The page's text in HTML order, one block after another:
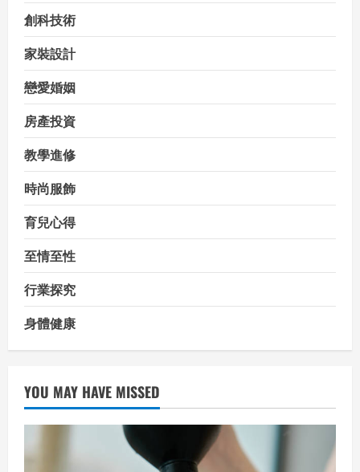
創科技術
家裝設計
戀愛婚姻
房產投資
教學進修
時尚服飾
育兒心得
至情至性
行業探究
身體健康
YOU MAY HAVE MISSED